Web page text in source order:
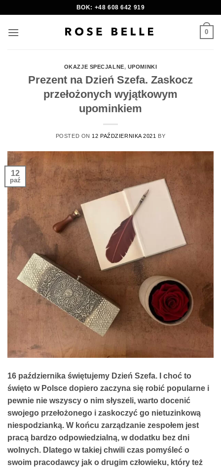
content
BOK: +48 608 642 919
0
OKAZJE SPECJALNE, UPOMINKI
Prezent na Dzień Szefa. Zaskocz
przełożonych wyjątkowym
upominkiem
POSTED ON 12 PAŹDZIERNIKA 2021 BY
12
paź
16 października świętujemy Dzień Szefa. I choć to
święto w Polsce dopiero zaczyna się robić popularne i
pewnie nie wszyscy o nim słyszeli, warto docenić
swojego przełożonego i zaskoczyć go nietuzinkową
niespodzianką. W końcu zarządzanie zespołem jest
pracą bardzo odpowiedzialną, w dodatku bez dni
wolnych. Dlatego w takiej chwili czas pomyśleć o
swoim pracodawcy jak o drugim człowieku, który też